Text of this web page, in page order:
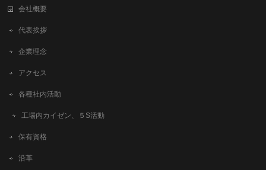
会社概要
代表挨拶
企業理念
アクセス
各種社内活動
工場内カイゼン、５S活動
保有資格
沿革